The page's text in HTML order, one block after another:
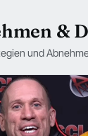
&
und